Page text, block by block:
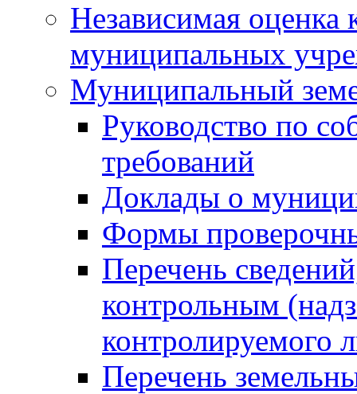
Независимая оценка
муниципальных
Муниципальный
Руководство по
требований
Доклады о
Формы
Перечень
контрольным
контролируемого
Перечень